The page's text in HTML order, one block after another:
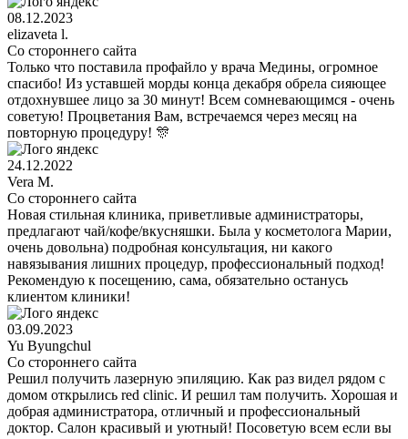
08.12.2023
elizaveta l.
Со стороннего сайта
Только что поставила профайло у врача Медины, огромное
спасибо! Из уставшей морды конца декабря обрела сияющее
отдохнувшее лицо за 30 минут! Всем сомневающимся - очень
советую! Процветания Вам, встречаемся через месяц на
повторную процедуру! 🎊
24.12.2022
Vera M.
Со стороннего сайта
Новая стильная клиника, приветливые администраторы,
предлагают чай/кофе/вкусняшки. Была у косметолога Марии,
очень довольна) подробная консультация, ни какого
навязывания лишних процедур, профессиональный подход!
Рекомендую к посещению, сама, обязательно останусь
клиентом клиники!
03.09.2023
Yu Byungchul
Со стороннего сайта
Решил получить лазерную эпиляцию. Как раз видел рядом с
домом открылись red clinic. И решил там получить. Хорошая и
добрая администратора, отличный и профессиональный
доктор. Салон красивый и уютный! Посоветую всем если вы